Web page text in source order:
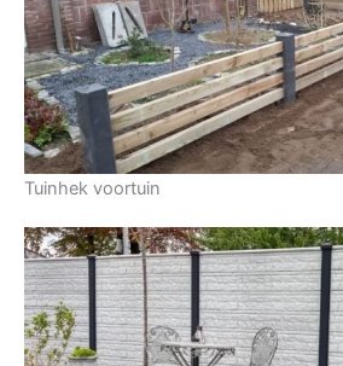
Tuinhek voortuin